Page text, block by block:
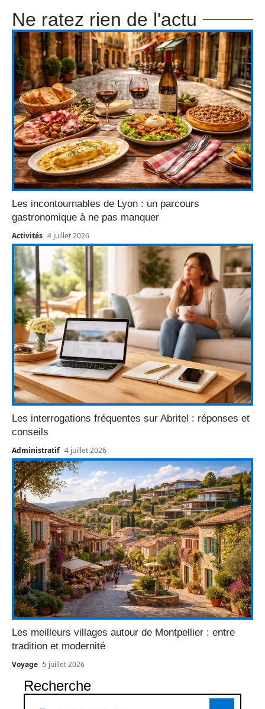
Ne ratez rien de l'actu
Les incontournables de Lyon : un parcours
gastronomique à ne pas manquer
Activités 4 juillet 2026
Les interrogations fréquentes sur Abritel : réponses et
conseils
Administratif 4 juillet 2026
Les meilleurs villages autour de Montpellier : entre
tradition et modernité
Voyage 5 juillet 2026
Recherche